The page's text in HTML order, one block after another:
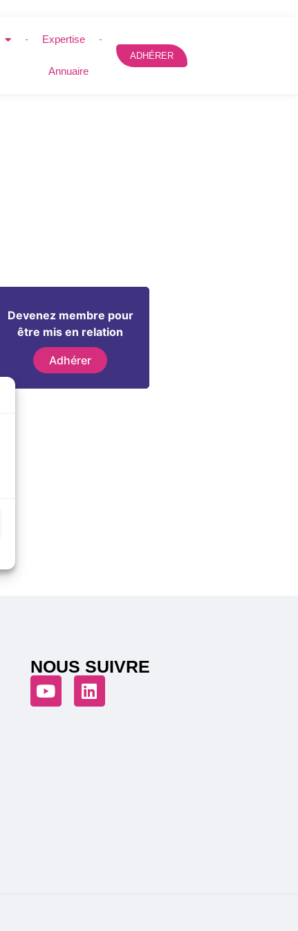
Expertise
Annuaire
ADHÉRER
Devenez membre pour
être mis en relation
Adhérer
NOUS SUIVRE